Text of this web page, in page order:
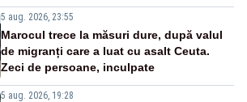
5 aug. 2026, 23:55
Marocul trece la măsuri dure, după valul
de migranți care a luat cu asalt Ceuta.
Zeci de persoane, inculpate
5 aug. 2026, 19:28